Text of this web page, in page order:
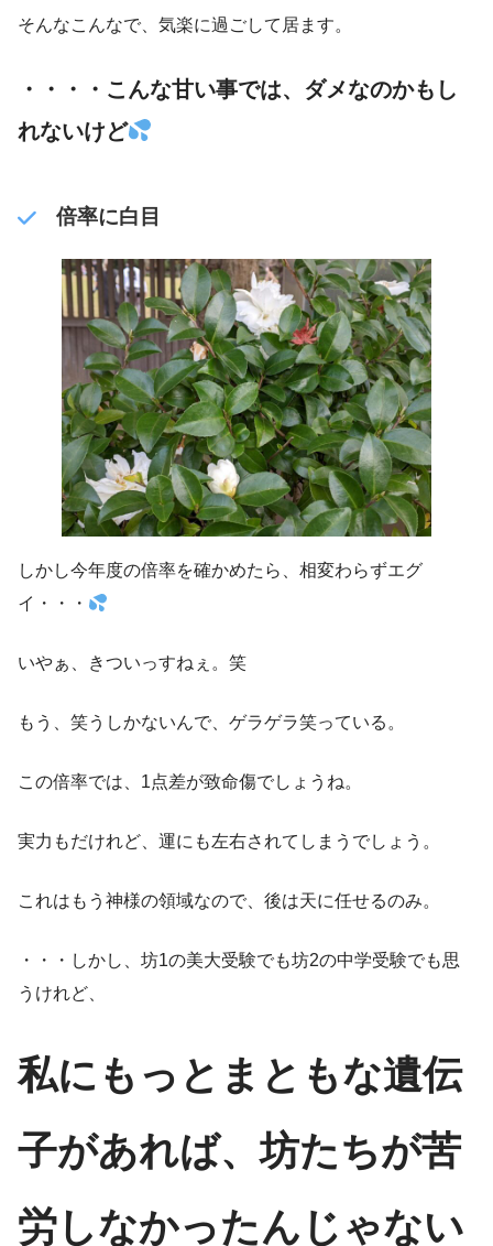
そんなこんなで、気楽に過ごして居ます。
・・・・こんな甘い事では、ダメなのかもし
れないけど
倍率に白目
しかし今年度の倍率を確かめたら、相変わらずエグ
イ・・・
いやぁ、きついっすねぇ。笑
もう、笑うしかないんで、ゲラゲラ笑っている。
この倍率では、1点差が致命傷でしょうね。
実力もだけれど、運にも左右されてしまうでしょう。
これはもう神様の領域なので、後は天に任せるのみ。
・・・しかし、坊1の美大受験でも坊2の中学受験でも思
うけれど、
私にもっとまともな遺伝
子があれば、坊たちが苦
労しなかったんじゃない